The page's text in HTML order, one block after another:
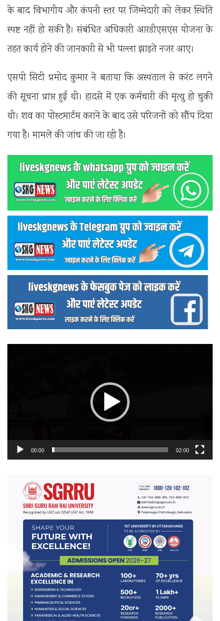
के बाद विभागीय और कंपनी स्तर पर जिम्मेदारी को लेकर स्थिति
स्पष्ट नहीं हो सकी है। संबंधित अधिकारी आरडीएसएस योजना के
तहत कार्य होने की जानकारी से भी पल्ला झाड़ते नजर आए।
एसपी सिटी प्रमोद कुमार ने बताया कि अस्पताल से करंट लगने
की सूचना प्राप्त हुई थी। हादसे में एक कर्मचारी की मृत्यु हो चुकी
थी। शव का पोस्टमार्टम कराने के बाद उसे परिजनों को सौंप दिया
गया है। मामले की जांच की जा रही है।
00:00 02:00